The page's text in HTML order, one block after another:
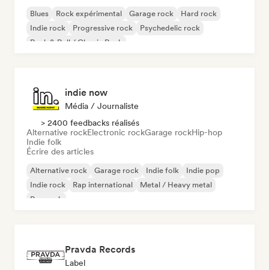
Blues Rock expérimental Garage rock
Hard rock
Indie rock
Progressive rock
Psychedelic rock
Rock & Roll / Classic Rock
indie now
Média / Journaliste
> 2400 feedbacks réalisés
Alternative rockElectronic rockGarage rockHip-hop
Indie folk
Écrire des articles
Alternative rock Garage rock Indie folk
Indie pop
Indie rock
Rap international
Metal / Heavy metal
Pop rock
Pravda Records
Label